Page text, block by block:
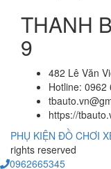
THANH
9
482 Lê Văn
Hotline: 0962
https://
PHỤ KIỆN ĐỒ CHƠI
rights reserved
0962665345